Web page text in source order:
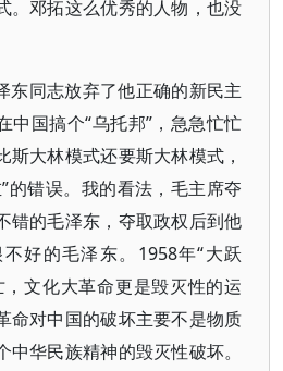
。邓拓这么优秀的人物，也没
东同志放弃了他正确的新民主
中国搞个“乌托邦”，急急忙忙
斯大林模式还要斯大林模式，
的错误。我的看法，毛主席夺
错的毛泽东，夺取政权后到他
好的毛泽东。1958年“大跃
文化大革命更是毁灭性的运
命对中国的破坏主要不是物质
华民族精神的毁灭性破坏。